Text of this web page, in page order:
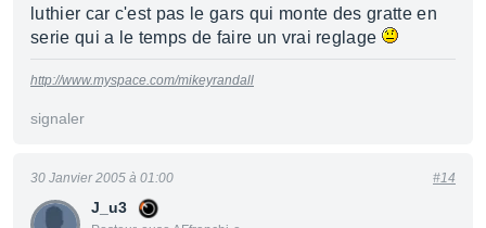
luthier car c'est pas le gars qui monte des gratte en
serie qui a le temps de faire un vrai reglage
http://www.myspace.com/mikeyrandall
signaler
J_u3
30 Janvier 2005 à 01:00 #14